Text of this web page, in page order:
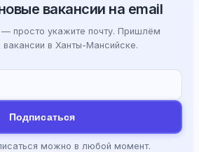
вакансии на email
— просто укажите почту. Пришлём
вакансии в Ханты-Мансийске.
Подписаться
можно в любой момент.